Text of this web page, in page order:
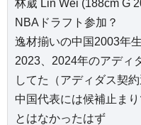
林葳 Lin Wei (188cm G
NBAドラフト参加？
逸材揃いの中国2003年
2023、2024年のアディ
してた（アディダス契約
中国代表には候補止ま
とはなかったはず